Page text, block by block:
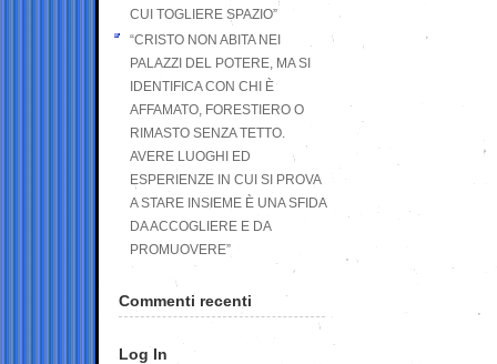
CUI TOGLIERE SPAZIO”
“CRISTO NON ABITA NEI
PALAZZI DEL POTERE, MA SI
IDENTIFICA CON CHI È
AFFAMATO, FORESTIERO O
RIMASTO SENZA TETTO.
AVERE LUOGHI ED
ESPERIENZE IN CUI SI PROVA
A STARE INSIEME È UNA SFIDA
DA ACCOGLIERE E DA
PROMUOVERE”
Commenti recenti
Log In